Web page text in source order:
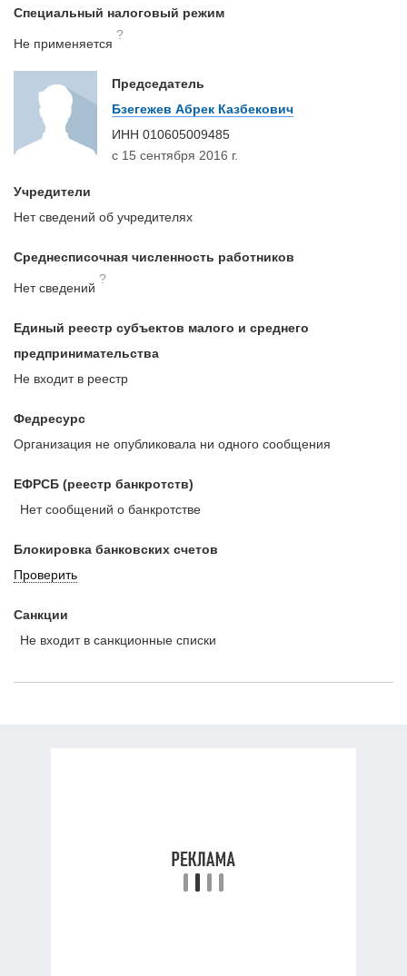
Специальный налоговый режим
Не применяется
?
Председатель
Бзегежев Абрек Казбекович
ИНН 010605009485
с 15 сентября 2016 г.
Учредители
Нет сведений об учредителях
Среднесписочная численность работников
Нет сведений
?
Единый реестр субъектов малого и среднего
предпринимательства
Не входит в реестр
Федресурс
Организация не опубликовала ни одного сообщения
ЕФРСБ (реестр банкротств)
Нет сообщений о банкротстве
Блокировка банковских счетов
Проверить
Санкции
Не входит в санкционные списки